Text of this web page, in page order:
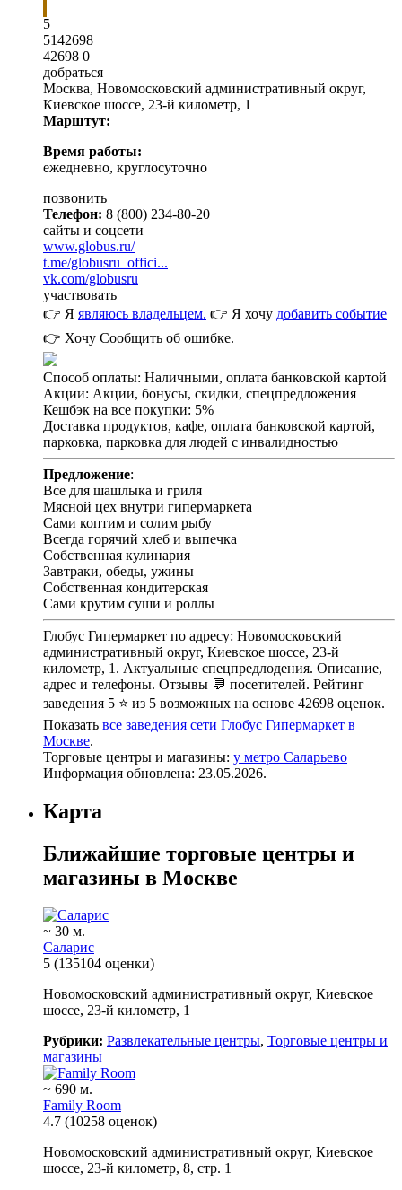
5
5142698
42698 0
добраться
Москва, Новомосковский административный округ,
Киевское шоссе, 23-й километр, 1
Марштут:
Время работы:
ежедневно, круглосуточно
позвонить
Телефон: 8 (800) 234-80-20
сайты и соцсети
www.globus.ru/
t.me/globusru_offici...
vk.com/globusru
участвовать
👉 Я являюсь владельцем. 👉 Я хочу добавить событие
👉 Хочу Сообщить об ошибке.
Способ оплаты: Наличными, оплата банковской картой
Акции: Акции, бонусы, скидки, спецпредложения
Кешбэк на все покупки: 5%
Доставка продуктов, кафе, оплата банковской картой,
парковка, парковка для людей с инвалидностью
Предложение:
Все для шашлыка и гриля
Мясной цех внутри гипермаркета
Сами коптим и солим рыбу
Всегда горячий хлеб и выпечка
Собственная кулинария
Завтраки, обеды, ужины
Собственная кондитерская
Сами крутим суши и роллы
Глобус Гипермаркет по адресу: Новомосковский
административный округ, Киевское шоссе, 23-й
километр, 1. Актуальные спецпредлодения. Описание,
адрес и телефоны. Отзывы 💬 посетителей. Рейтинг
заведения 5 ⭐ из 5 возможных на основе 42698 оценок.
Показать все заведения сети Глобус Гипермаркет в
Москве.
Торговые центры и магазины: у метро Саларьево
Информация обновлена: 23.05.2026.
Карта
Ближайшие торговые центры и
магазины в Москве
~ 30 м.
Саларис
5 (135104 оценки)
Новомосковский административный округ, Киевское
шоссе, 23-й километр, 1
Рубрики: Развлекательные центры, Торговые центры и
магазины
~ 690 м.
Family Room
4.7 (10258 оценок)
Новомосковский административный округ, Киевское
шоссе, 23-й километр, 8, стр. 1